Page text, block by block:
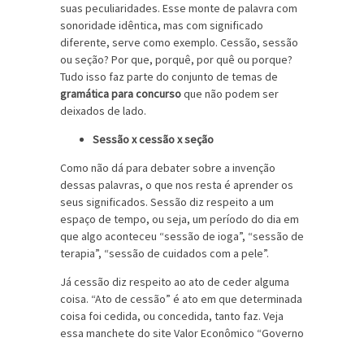
suas peculiaridades. Esse monte de palavra com
sonoridade idêntica, mas com significado
diferente, serve como exemplo. Cessão, sessão
ou seção? Por que, porquê, por quê ou porque?
Tudo isso faz parte do conjunto de temas de
gramática para concursoque não podem ser
deixados de lado.
Sessão x cessão x seção
Como não dá para debater sobre a invenção
dessas palavras, o que nos resta é aprender os
seus significados. Sessão diz respeito a um
espaço de tempo, ou seja, um período do dia em
que algo aconteceu “sessão de ioga”, “sessão de
terapia”, “sessão de cuidados com a pele”.
Já cessão diz respeito ao ato de ceder alguma
coisa. “Ato de cessão” é ato em que determinada
coisa foi cedida, ou concedida, tanto faz. Veja
essa manchete do site Valor Econômico “Governo